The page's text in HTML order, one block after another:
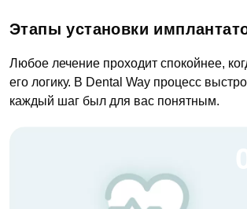
Этапы установки
Любое лечение проходит спокойнее,
его логику. В Dental Way процесс
каждый шаг был для вас понятным.